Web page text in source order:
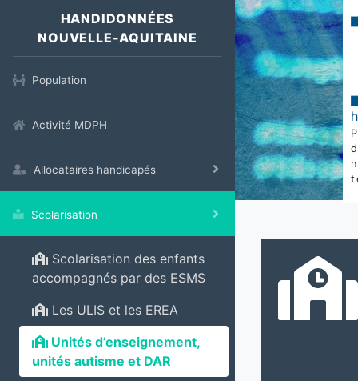
HANDIDONNÉES
NOUVELLE-AQUITAINE
Population
Activité MDPH
Allocataires handicapés
Scolarisation
Scolarisation des enfants
accompagnés par des ESMS
Les ULIS et les EREA
Unités d’enseignement,
unités autisme et DAR